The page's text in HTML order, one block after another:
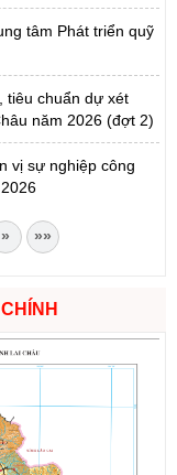
tâm Phát triển quỹ
tiêu chuẩn dự xét
năm 2026 (đợt 2)
vị sự nghiệp công
» »»